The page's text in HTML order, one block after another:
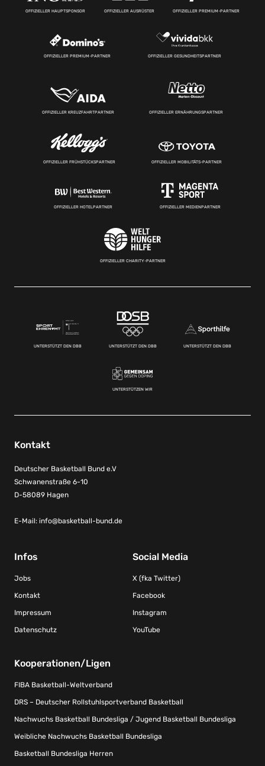
OFFIZIELLER HAUPTSPONSOR OFFIZIELLER AUSRÜSTER OFFIZIELLER PREMIUM-PARTNER
OFFIZIELLER PREMIUM-PARTNER OFFIZIELLER GESUNDHEITSPARTNER
OFFIZIELLER KREUZFAHRTPARTNER OFFIZIELLER ERNÄHRUNGSPARTNER
OFFIZIELLER FRÜHSTÜCKSPARTNER OFFIZIELLER MOBILITÄTS-PARTNER
OFFIZIELLER HOTELPARTNER OFFIZIELLER MEDIENPARTNER
OFFIZIELLER CHARITY-PARTNER
UNTERSTÜTZT DEN DBB UNTERSTÜTZT DEN DBB UNTERSTÜTZT DEN DBB
UNTERSTÜTZEN WIR
Kontakt
Deutscher Basketball Bund e.V
Schwanenstraße 6-10
D-58089 Hagen
E-Mail: info@basketball-bund.de
Infos
Jobs
Kontakt
Impressum
Datenschutz
Social Media
X (fka Twitter)
Facebook
Instagram
YouTube
Kooperationen/Ligen
FIBA Basketball-Weltverband
DRS – Deutscher Rollstuhlsportverband Basketball
Nachwuchs Basketball Bundesliga / Jugend Basketball Bundesliga
Weibliche Nachwuchs Basketball Bundesliga
Basketball Bundesliga Herren